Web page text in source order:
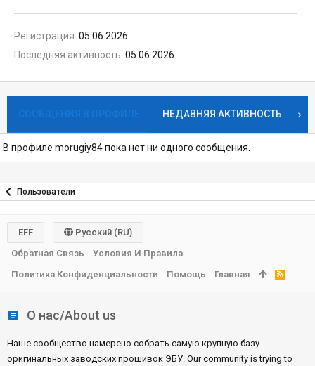
Регистрация 05.06.2026
Последняя активность 05.06.2026
СООБЩЕНИЯ В ПРОФИЛЕ НЕДАВНЯЯ АКТИВНОСТЬ
В профиле morugiy84 пока нет ни одного сообщения.
Пользователи
О нас/About us
Наше сообщество намерено собрать самую крупную базу
оригинальных заводских прошивок ЭБУ. Our community is trying to
EFF
Русский (RU)
Обратная Связь
Условия И Правила
Политика Конфиденциальности
Помощь Главная
R
S